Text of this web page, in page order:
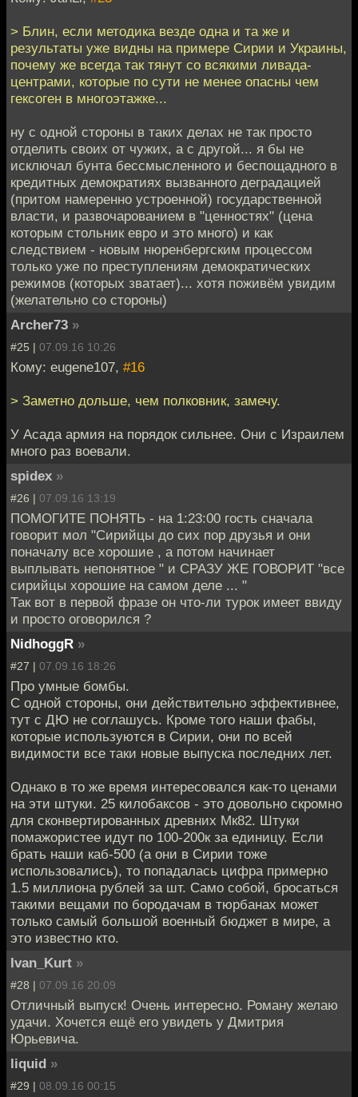
> Блин, если методика везде одна и та же и
результаты уже видны на примере Сирии и Украины,
почему же всегда так тянут со всякими ливада-
центрами, которые по сути не менее опасны чем
гексоген в многоэтажке...
ну с одной стороны в таких делах не так просто
отделить своих от чужих, а с другой... я бы не
исключал бунта бессмысленного и беспощадного в
кредитных демократиях вызванного деградацией
(притом намеренно устроенной) государственной
власти, и развочарованием в "ценностях" (цена
которым стольник евро и это много) и как
следствием - новым нюренбергским процессом
только уже по преступлениям демократических
режимов (которых зватает)... хотя поживём увидим
(желательно со стороны)
Archer73 »
#25 | 07.09.16 10:26
Кому: eugene107, #16
> Заметно дольше, чем полковник, замечу.
У Асада армия на порядок сильнее. Они с Израилем
много раз воевали.
spidex »
#26 | 07.09.16 13:19
ПОМОГИТЕ ПОНЯТЬ - на 1:23:00 гость сначала
говорит мол "Сирийцы до сих пор друзья и они
поначалу все хорошие , а потом начинает
выплывать непонятное " и СРАЗУ ЖЕ ГОВОРИТ "все
сирийцы хорошие на самом деле ... "
Так вот в первой фразе он что-ли турок имеет ввиду
и просто оговорился ?
NidhoggR »
#27 | 07.09.16 18:26
Про умные бомбы.
С одной стороны, они действительно эффективнее,
тут с ДЮ не соглашусь. Кроме того наши фабы,
которые используются в Сирии, они по всей
видимости все таки новые выпуска последних лет.
Однако в то же время интересовался как-то ценами
на эти штуки. 25 килобаксов - это довольно скромно
для сконвертированных древних Мк82. Штуки
помажористее идут по 100-200к за единицу. Если
брать наши каб-500 (а они в Сирии тоже
использовались), то попадалась цифра примерно
1.5 миллиона рублей за шт. Само собой, бросаться
такими вещами по бородачам в тюрбанах может
только самый большой военный бюджет в мире, а
это известно кто.
Ivan_Kurt »
#28 | 07.09.16 20:09
Отличный выпуск! Очень интересно. Роману желаю
удачи. Хочется ещё его увидеть у Дмитрия
Юрьевича.
liquid »
#29 | 08.09.16 00:15